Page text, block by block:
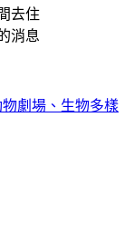
去住
消息
物劇場、生物多樣